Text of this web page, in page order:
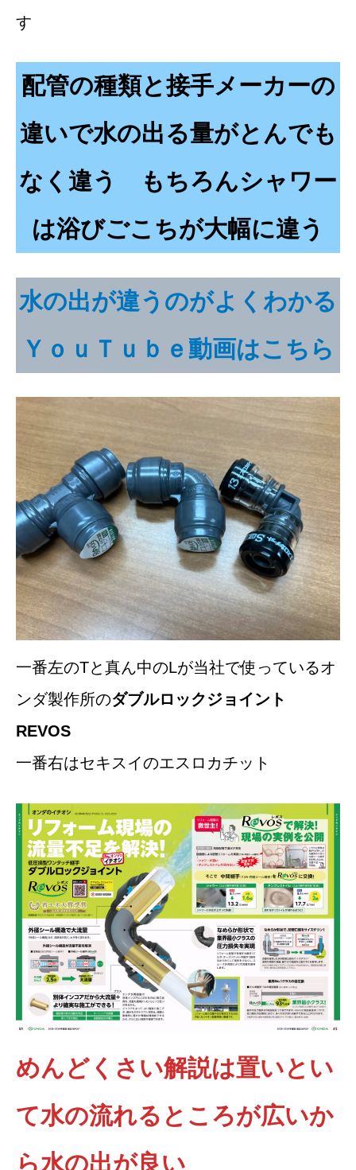
す
配管の種類と接手メーカーの
違いで水の出る量がとんでも
なく違う もちろんシャワー
は浴びごこちが大幅に違う
水の出が違うのがよくわかる
ＹｏｕＴｕｂｅ動画はこちら
一番左のTと真ん中のLが当社で使っているオ
ンダ製作所のダブルロックジョイント
REVOS
一番右はセキスイのエスロカチット
めんどくさい解説は置いとい
て水の流れるところが広いか
ら水の出が良い